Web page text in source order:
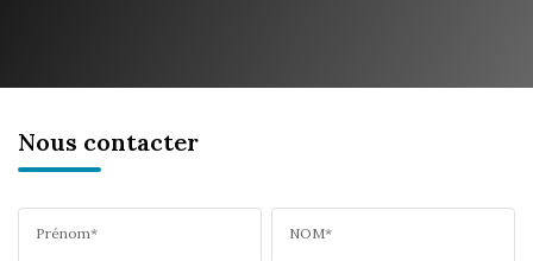
Nous contacter
Prénom* NOM*